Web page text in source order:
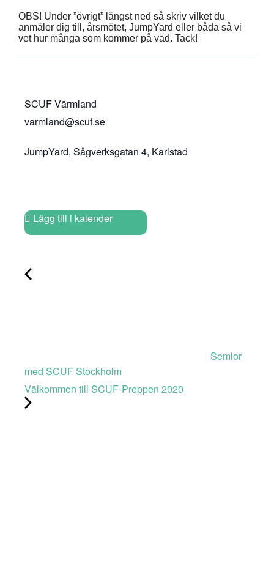
OBS! Under ”övrigt” längst ned så skriv vilket du
anmäler dig till, årsmötet, JumpYard eller båda så vi
vet hur många som kommer på vad. Tack!
SCUF Värmland
varmland@scuf.se
JumpYard, Sågverksgatan 4, Karlstad
Lägg till i kalender
Semlor
med SCUF Stockholm
Välkommen till SCUF-Preppen 2020